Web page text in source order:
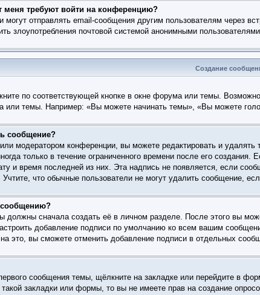
меня требуют войти на конференцию?
могут отправлять email-сообщения другим пользователям
злоупотребления почтовой системой анонимными
Создание
по соответствующей кнопке в окне форума или темы.
или темы. Например: «Вы можете начинать темы», «Вы можете
сообщение?
модератором конференции, вы можете редактировать и
только в течение ограниченного времени после его
и время последней из них. Эта надпись не появляется, если
что обычные пользователи не могут удалить сообщение,
сообщению?
должны сначала создать её в личном разделе. После этого вы
добавление подписи по умолчанию ко всем вашим
это, вы сможете отменить добавление подписи в отдельных
сообщения темы, щёлкните на закладке или перейдите в
закладки или формы, то вы не имеете прав на создание